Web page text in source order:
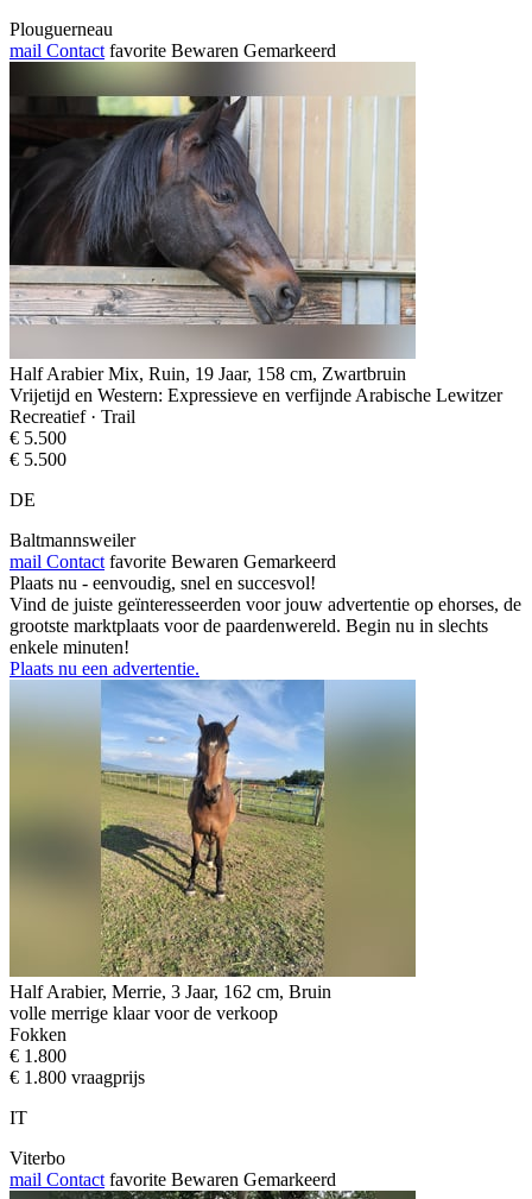
Plouguerneau
mail Contact favorite Bewaren Gemarkeerd
Half Arabier Mix, Ruin, 19 Jaar, 158 cm, Zwartbruin
Vrijetijd en Western: Expressieve en verfijnde Arabische Lewitzer
Recreatief · Trail
€ 5.500
€ 5.500
DE
Baltmannsweiler
mail Contact favorite Bewaren Gemarkeerd
Plaats nu - eenvoudig, snel en succesvol!
Vind de juiste geïnteresseerden voor jouw advertentie op ehorses, de
grootste marktplaats voor de paardenwereld. Begin nu in slechts
enkele minuten!
Plaats nu een advertentie.
Half Arabier, Merrie, 3 Jaar, 162 cm, Bruin
volle merrige klaar voor de verkoop
Fokken
€ 1.800
€ 1.800 vraagprijs
IT
Viterbo
mail Contact favorite Bewaren Gemarkeerd